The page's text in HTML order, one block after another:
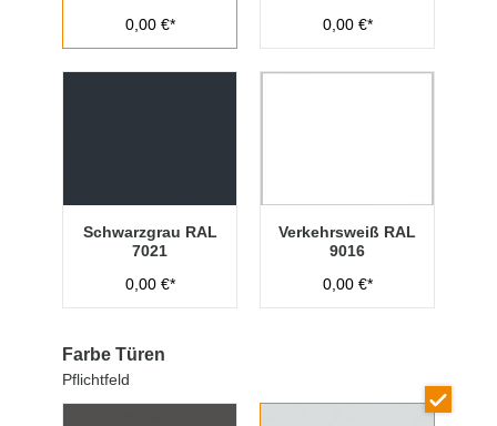
0,00 €*
0,00 €*
Schwarzgrau RAL
7021
0,00 €*
Verkehrsweiß RAL
9016
0,00 €*
Farbe Türen
Pflichtfeld